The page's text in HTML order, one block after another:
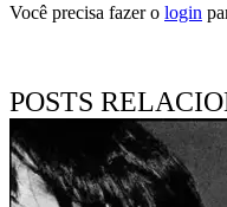
Você precisa fazer o login
POSTS